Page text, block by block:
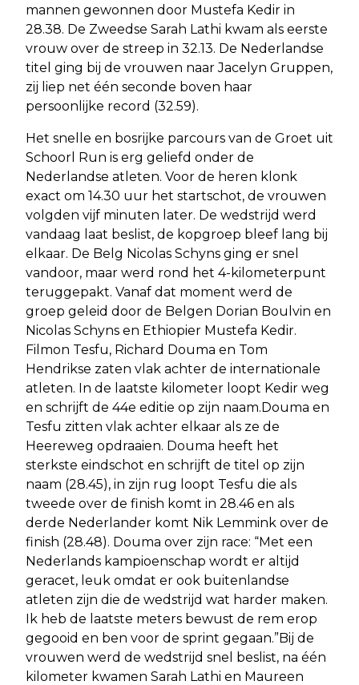
mannen gewonnen door Mustefa Kedir in
28.38. De Zweedse Sarah Lathi kwam als eerste
vrouw over de streep in 32.13. De Nederlandse
titel ging bij de vrouwen naar Jacelyn Gruppen,
zij liep net één seconde boven haar
persoonlijke record (32.59).
Het snelle en bosrijke parcours van de Groet uit
Schoorl Run is erg geliefd onder de
Nederlandse atleten. Voor de heren klonk
exact om 14.30 uur het startschot, de vrouwen
volgden vijf minuten later. De wedstrijd werd
vandaag laat beslist, de kopgroep bleef lang bij
elkaar. De Belg Nicolas Schyns ging er snel
vandoor, maar werd rond het 4-kilometerpunt
teruggepakt. Vanaf dat moment werd de
groep geleid door de Belgen Dorian Boulvin en
Nicolas Schyns en Ethiopier Mustefa Kedir.
Filmon Tesfu, Richard Douma en Tom
Hendrikse zaten vlak achter de internationale
atleten. In de laatste kilometer loopt Kedir weg
en schrijft de 44e editie op zijn naam.Douma en
Tesfu zitten vlak achter elkaar als ze de
Heereweg opdraaien. Douma heeft het
sterkste eindschot en schrijft de titel op zijn
naam (28.45), in zijn rug loopt Tesfu die als
tweede over de finish komt in 28.46 en als
derde Nederlander komt Nik Lemmink over de
finish (28.48). Douma over zijn race: “Met een
Nederlands kampioenschap wordt er altijd
geracet, leuk omdat er ook buitenlandse
atleten zijn die de wedstrijd wat harder maken.
Ik heb de laatste meters bewust de rem erop
gegooid en ben voor de sprint gegaan.”Bij de
vrouwen werd de wedstrijd snel beslist, na één
kilometer kwamen Sarah Lathi en Maureen